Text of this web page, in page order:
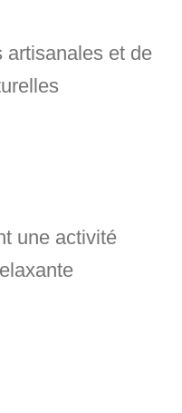
artisanales et de
une activité